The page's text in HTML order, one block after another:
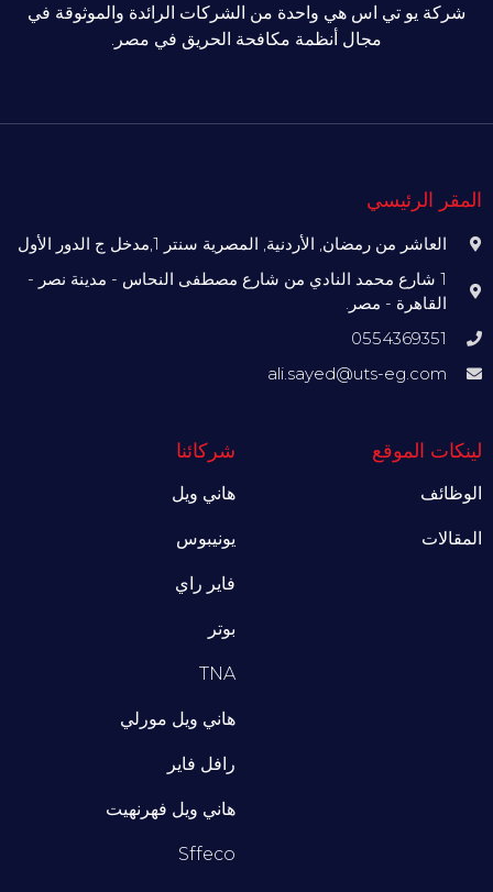
شركة يو تي اس هي واحدة من الشركات الرائدة والموثوقة في
مجال أنظمة مكافحة الحريق في مصر.
المقر الرئيسي
العاشر من رمضان, الأردنية, المصرية سنتر 1,مدخل ج الدور الأول
1 شارع محمد النادي من شارع مصطفى النحاس - مدينة نصر -
القاهرة - مصر.
0554369351
ali.sayed@uts-eg.com
لينكات الموقع
الوظائف
المقالات
شركائنا
هاني ويل
يونيبوس
فاير راي
بوتر
TNA
هاني ويل مورلي
رافل فاير
هاني ويل فهرنهيت
Sffeco